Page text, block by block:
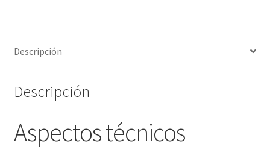
Descripción
Descripción
Aspectos técnicos